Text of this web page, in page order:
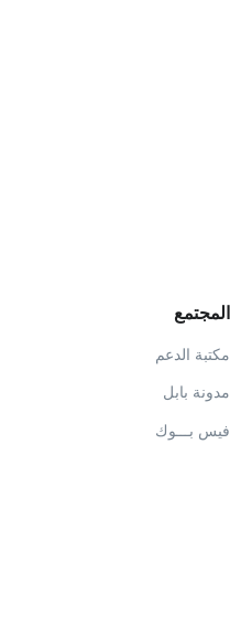
المجتمع
مكتبة الدعم
مدونة بابل
فيس بـــوك